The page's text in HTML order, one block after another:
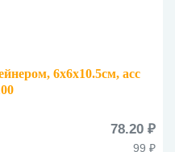
6x6x10.5см, асс
78.20 ₽
99 ₽